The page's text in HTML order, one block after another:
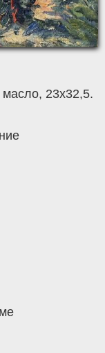
масло, 23x32,5.